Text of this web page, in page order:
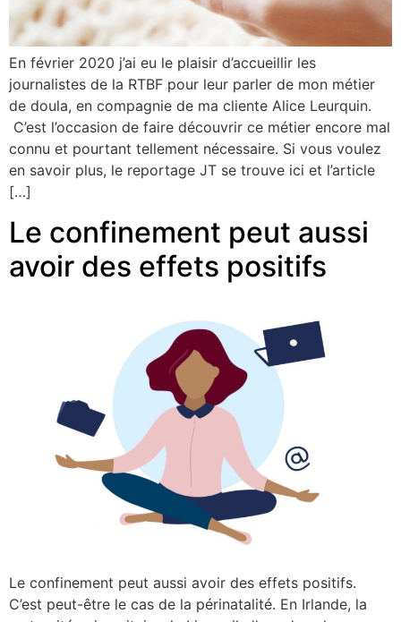
En février 2020 j’ai eu le plaisir d’accueillir les
journalistes de la RTBF pour leur parler de mon métier
de doula, en compagnie de ma cliente Alice Leurquin.
C’est l’occasion de faire découvrir ce métier encore mal
connu et pourtant tellement nécessaire. Si vous voulez
en savoir plus, le reportage JT se trouve ici et l’article
[…]
Le confinement peut aussi
avoir des effets positifs
Le confinement peut aussi avoir des effets positifs.
C’est peut-être le cas de la périnatalité. En Irlande, la